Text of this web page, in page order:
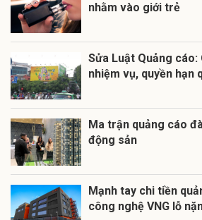
nhằm vào giới trẻ
Sửa Luật Quảng cáo:
nhiệm vụ, quyền hạn
Ma trận quảng cáo
động sản
Mạnh tay chi tiền
công nghệ VNG lỗ